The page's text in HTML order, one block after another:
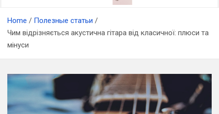
Home
Полезные статьи
Чим відрізняється акустична гітара від класичної: плюси та
мінуси